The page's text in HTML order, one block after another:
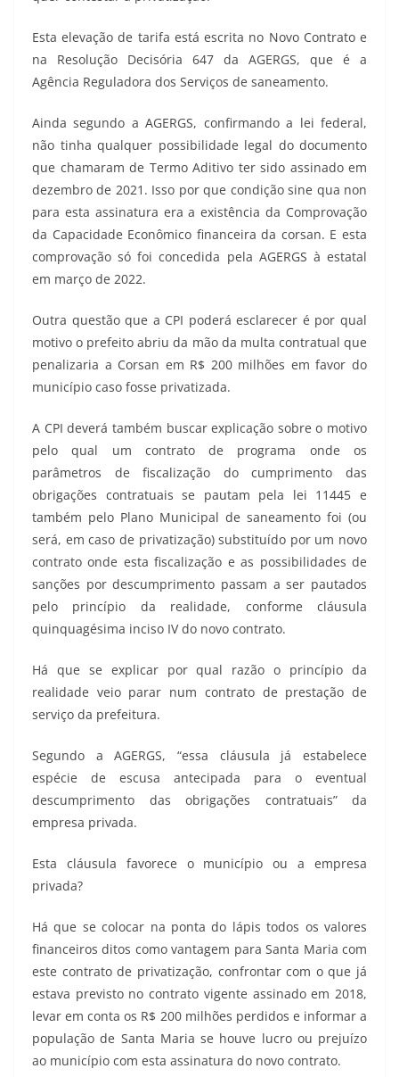
Esta elevação de tarifa está escrita no Novo Contrato e
na Resolução Decisória 647 da AGERGS, que é a
Agência Reguladora dos Serviços de saneamento.
Ainda segundo a AGERGS, confirmando a lei federal,
não tinha qualquer possibilidade legal do documento
que chamaram de Termo Aditivo ter sido assinado em
dezembro de 2021. Isso por que condição sine qua non
para esta assinatura era a existência da Comprovação
da Capacidade Econômico financeira da corsan. E esta
comprovação só foi concedida pela AGERGS à estatal
em março de 2022.
Outra questão que a CPI poderá esclarecer é por qual
motivo o prefeito abriu da mão da multa contratual que
penalizaria a Corsan em R$ 200 milhões em favor do
município caso fosse privatizada.
A CPI deverá também buscar explicação sobre o motivo
pelo qual um contrato de programa onde os
parâmetros de fiscalização do cumprimento das
obrigações contratuais se pautam pela lei 11445 e
também pelo Plano Municipal de saneamento foi (ou
será, em caso de privatização) substituído por um novo
contrato onde esta fiscalização e as possibilidades de
sanções por descumprimento passam a ser pautados
pelo princípio da realidade, conforme cláusula
quinquagésima inciso IV do novo contrato.
Há que se explicar por qual razão o princípio da
realidade veio parar num contrato de prestação de
serviço da prefeitura.
Segundo a AGERGS, “essa cláusula já estabelece
espécie de escusa antecipada para o eventual
descumprimento das obrigações contratuais” da
empresa privada.
Esta cláusula favorece o município ou a empresa
privada?
Há que se colocar na ponta do lápis todos os valores
financeiros ditos como vantagem para Santa Maria com
este contrato de privatização, confrontar com o que já
estava previsto no contrato vigente assinado em 2018,
levar em conta os R$ 200 milhões perdidos e informar a
população de Santa Maria se houve lucro ou prejuízo
ao município com esta assinatura do novo contrato.